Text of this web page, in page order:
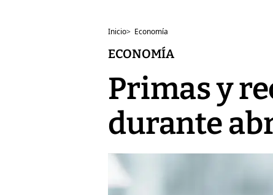
Inicio> Economía
ECONOMÍA
Primas y
durante